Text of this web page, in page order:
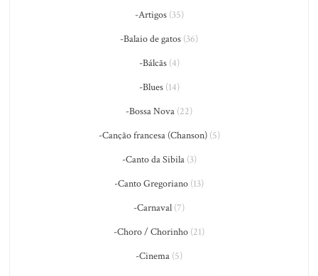
-Artigos(35)
-Balaio de gatos (36)
-Bálcãs(4)
-Blues(14)
-Bossa Nova (22)
-Canção francesa (Chanson)(5)
-Canto da Sibila(3)
-Canto Gregoriano (13)
-Carnaval (7)
-Choro / Chorinho (21)
-Cinema (5)